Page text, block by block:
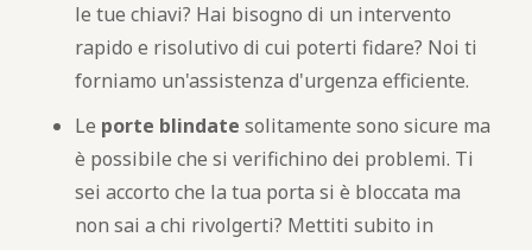
le tue chiavi? Hai bisogno di un intervento
rapido e risolutivo di cui poterti fidare? Noi ti
forniamo un'assistenza d'urgenza efficiente.
Le porte blindate solitamente sono sicure ma
è possibile che si verifichino dei problemi. Ti
sei accorto che la tua porta si è bloccata ma
non sai a chi rivolgerti? Mettiti subito in